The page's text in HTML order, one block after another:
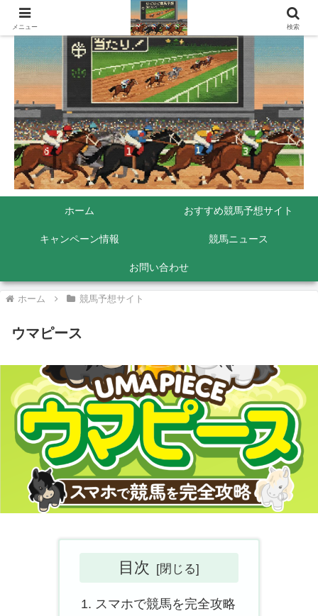
ホーム おすすめ競馬予想サイト
キャンペーン情報 競馬ニュース
お問い合わせ
ホーム 競馬予想サイト
ウマピース
目次
スマホで競馬を完全攻略
メニュー 検索